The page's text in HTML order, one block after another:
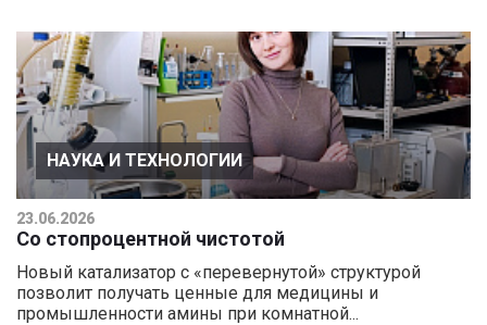
НАУКА И ТЕХНОЛОГИИ
23.06.2026
Со стопроцентной чистотой
Новый катализатор с «перевернутой» структурой
позволит получать ценные для медицины и
промышленности амины при комнатной...